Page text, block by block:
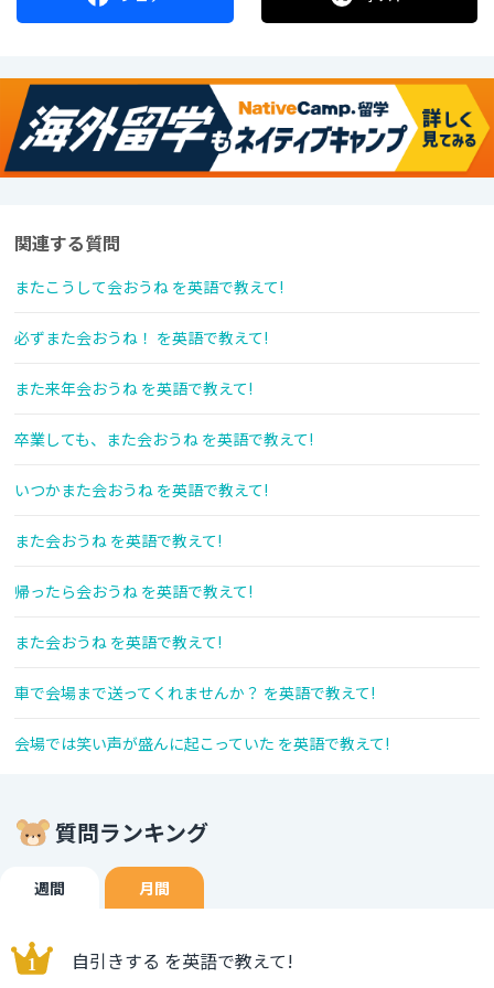
関連する質問
またこうして会おうね を英語で教えて!
必ずまた会おうね！ を英語で教えて!
また来年会おうね を英語で教えて!
卒業しても、また会おうね を英語で教えて!
いつかまた会おうね を英語で教えて!
また会おうね を英語で教えて!
帰ったら会おうね を英語で教えて!
また会おうね を英語で教えて!
車で会場まで送ってくれませんか？ を英語で教えて!
会場では笑い声が盛んに起こっていた を英語で教えて!
質問ランキング
週間 月間
自引きする を英語で教えて!